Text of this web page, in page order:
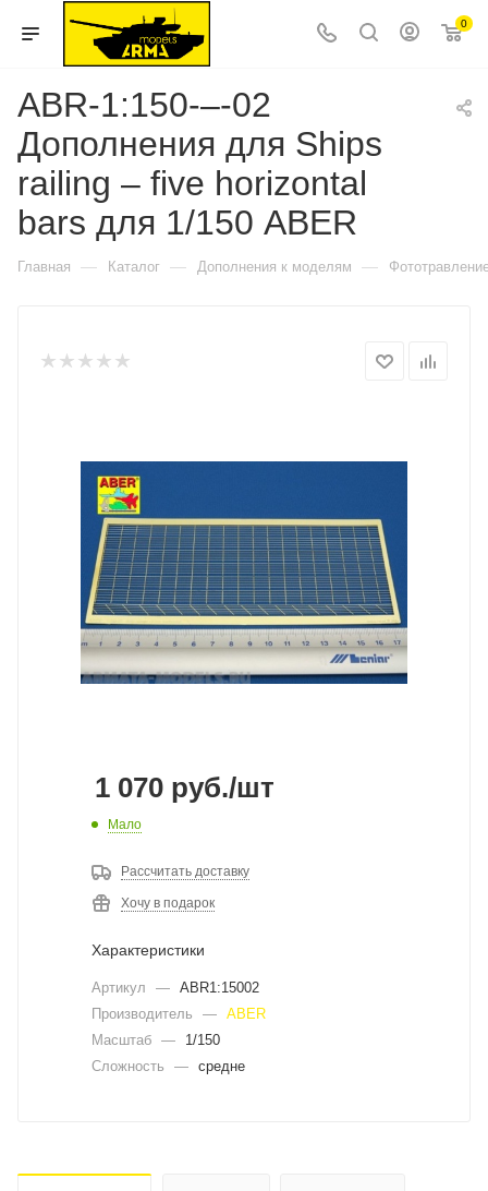
0
ABR-1:150-–-02
Дополнения для Ships
railing – five horizontal
bars для 1/150 ABER
Главная — Каталог — Дополнения к моделям —
1 070 руб./шт
Мало
Рассчитать доставку
Хочу в подарок
Характеристики
Артикул — ABR1:15002
Производитель
— ABER
Масштаб —
1/150
Сложность
— средне